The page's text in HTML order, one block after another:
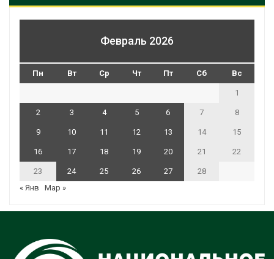
Февраль 2026
Пн Вт Ср Чт Пт Сб Вс
1
2 3 4 5 6 7 8
9 10 11 12 13 14 15
16 17 18 19 20 21 22
23 24 25 26 27
28
« Янв
Мар »